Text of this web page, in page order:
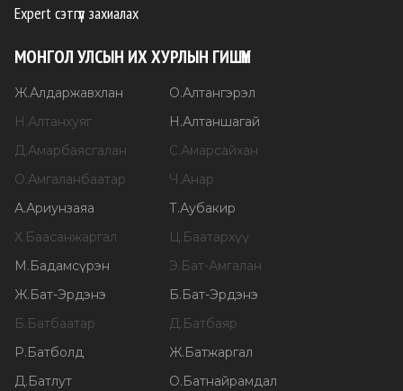
Expert сэтгүүл захиалах
МОНГОЛ УЛСЫН ИХ ХУРЛЫН ГИШҮҮН
Ж.Алдаржавхлан О.Алтангэрэл
Н .Алтанхуяг Н .Алтаншагай
Д.Амарбаясгалан С.Амарсайхан
О.Амгаланбаатар Ч .Анар
А.Ариунзаяа Т.Аубакир
Х. Баасанжаргал Ц. Баатархүү
М . Бадамсүрэн Э. Бат-Амгалан
Ж. Бат-Эрдэнэ Б. Бат-Эрдэнэ
Б. Батбаатар Д. Батбаяр
Р. Батболд Ж. Батжаргал
Д. Батлут О. Батнайрамдал